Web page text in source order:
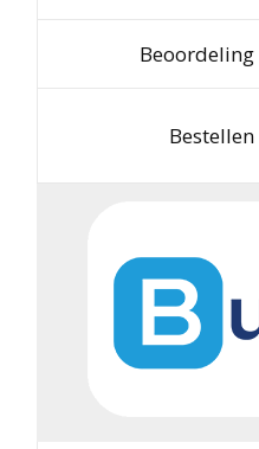
Beoordeling
Bestellen